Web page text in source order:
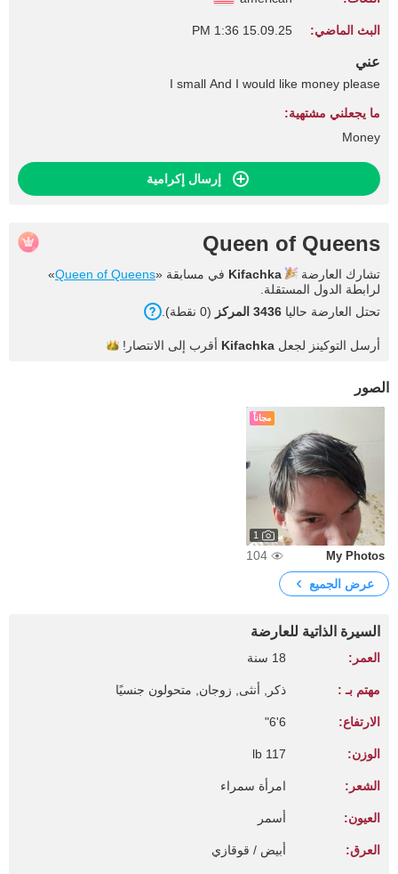
البث الماضي: 15.09.25 1:36 PM
عني
I small And I would like money please
ما يجعلني مشتهية:
Money
إرسال إكرامية
Queen of Queens
تشارك العارضة Kifachka في مسابقة «Queen of Queens
»
لرابطة الدول المستقلة.
تحتل العارضة حاليا 3436 المركز (0 نقطة).
أرسل التوكينز لجعل Kifachka أقرب إلى الانتصار!
الصور
مجاناً
1
My Photos
104
عرض الجميع
السيرة الذاتية للعارضة
العمر: 18 سنة
مهتم بـ : ذكر, أنثى, زوجان, متحولون جنسيًا
الارتفاع: 6'6"
الوزن: 117 lb
الشعر: امرأة سمراء
العيون: أسمر
العرق: أبيض / قوقازي